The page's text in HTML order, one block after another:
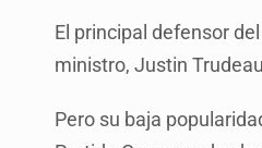
El principal defensor
ministro, Justin
Pero su baja